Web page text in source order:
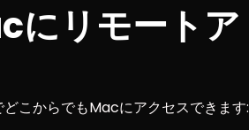
にリモートア
こからでもMacにアクセスできます: